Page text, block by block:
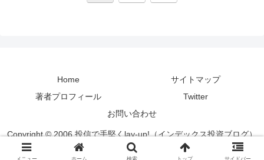
Home
サイトマップ
著者プロフィール
Twitter
お問い合わせ
Copyright © 2006 投信で手堅くlay-up!（インデックス投資ブログ）
All Rights Reserved.
メニュー ホーム 検索 トップ サイドバー